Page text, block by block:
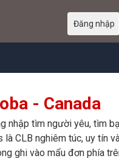
Đăng nhập
- Canada
nhập tìm người yêu, tìm
CLB nghiêm túc, uy tín
ghi vào mẩu đơn phía